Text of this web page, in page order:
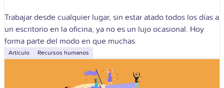
Trabajar desde cualquier lugar, sin estar atado todos los días a
un escritorio en la oficina, ya no es un lujo ocasional. Hoy
forma parte del modo en que muchas
Artículo Recursos humanos